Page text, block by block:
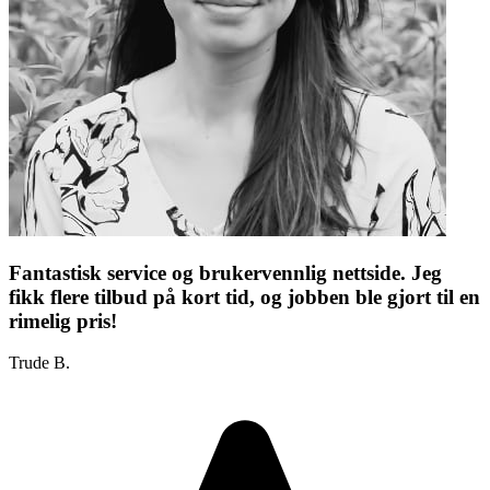
Fantastisk service og brukervennlig nettside. Jeg
fikk flere tilbud på kort tid, og jobben ble gjort til en
rimelig pris!
Trude B.